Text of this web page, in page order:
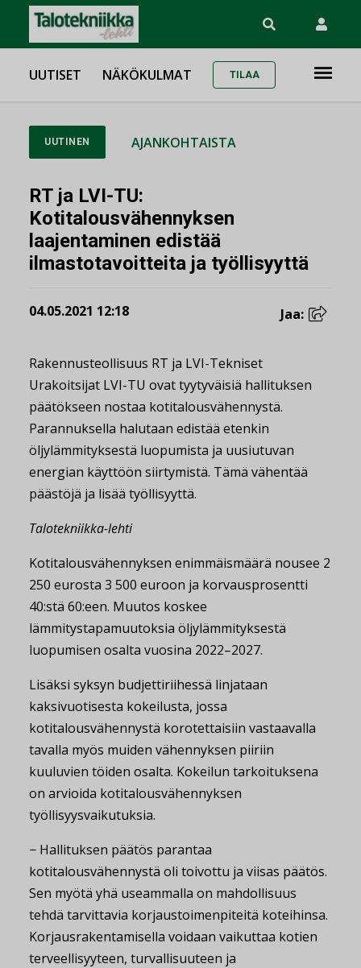
UUTISET NÄKÖKULMAT TILAA
UUTINEN AJANKOHTAISTA
RT ja LVI-TU:
Kotitalousvähennyksen
laajentaminen edistää
ilmastotavoitteita ja työllisyyttä
04.05.2021 12:18 Jaa:
Rakennusteollisuus RT ja LVI-Tekniset
Urakoitsijat LVI-TU ovat tyytyväisiä hallituksen
päätökseen nostaa kotitalousvähennystä.
Parannuksella halutaan edistää etenkin
öljylämmityksestä luopumista ja uusiutuvan
energian käyttöön siirtymistä. Tämä vähentää
päästöjä ja lisää työllisyyttä.
Talotekniikka-lehti
Kotitalousvähennyksen enimmäismäärä nousee 2
250 eurosta 3 500 euroon ja korvausprosentti
40:stä 60:een. Muutos koskee
lämmitystapamuutoksia öljylämmityksestä
luopumisen osalta vuosina 2022–2027.
Lisäksi syksyn budjettiriihessä linjataan
kaksivuotisesta kokeilusta, jossa
kotitalousvähennystä korotettaisiin vastaavalla
tavalla myös muiden vähennyksen piiriin
kuuluvien töiden osalta. Kokeilun tarkoituksena
on arvioida kotitalousvähennyksen
työllisyysvaikutuksia.
− Hallituksen päätös parantaa
kotitalousvähennystä oli toivottu ja viisas päätös.
Sen myötä yhä useammalla on mahdollisuus
tehdä tarvittavia korjaustoimenpiteitä koteihinsa.
Korjausrakentamisella voidaan vaikuttaa kotien
terveellisyyteen, turvallisuuteen ja